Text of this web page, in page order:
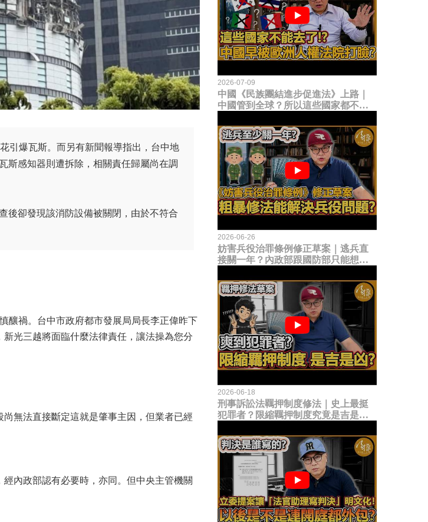
引爆瓦斯。而另有新聞報導指出，台中地
斯感知器則遭拆除，相關責任歸屬尚在調
後卻發現該消防設備被關閉，由於不符合
釀禍。台中市政府都市發展局局長李正偉昨下
光三越將面臨什麼法律責任，讓法操為您分
無法直接斷定這就是肇事主因，但業者已經
內政部認有必要時，亦同。但中央主管機關
2026-07-09
中國《民族團結進步促進法》上路｜
中國管到全球？所以這些國家都不能
臉？
2026-06-26
妨害兵役治罪條例修正草案｜逃兵直
接關一年？內政部跟國防部只能想到
題？
2026-06-18
刑事訴訟法羈押制度修法｜史上最挺
犯罪者？限縮羈押制度究竟是吉是